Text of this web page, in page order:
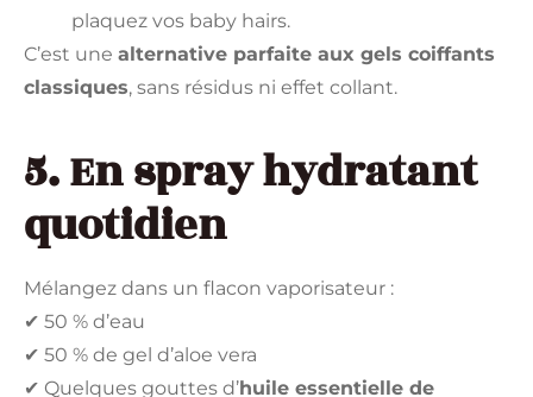
plaquez vos baby hairs.
C’est une alternative parfaite aux gels coiffants
classiques, sans résidus ni effet collant.
5. En spray hydratant
quotidien
Mélangez dans un flacon vaporisateur :
✔ 50 % d’eau
✔ 50 % de gel d’aloe vera
✔ Quelques gouttes d’huile essentielle de